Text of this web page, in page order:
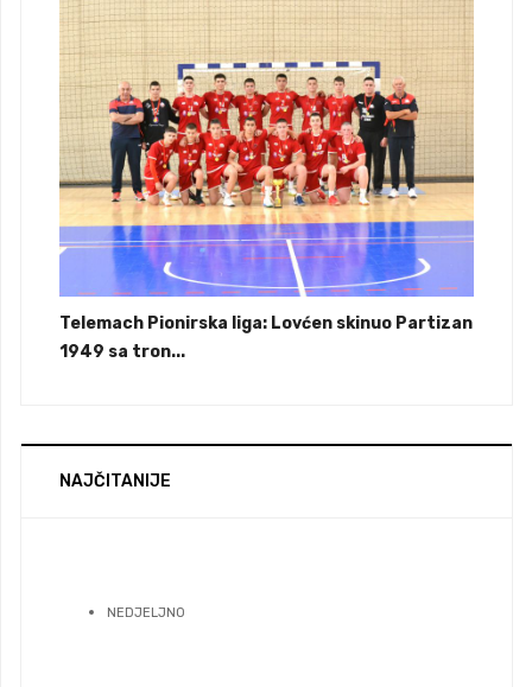
Telemach Pionirska liga: Lovćen skinuo Partizan
1949 sa tron...
NAJČITANIJE
NEDJELJNO